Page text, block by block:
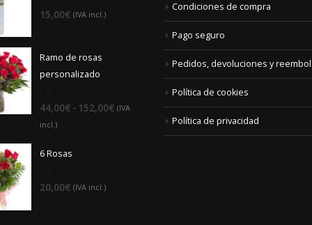
0
out
15,00€ (IVA incl.)
Ramo de rosas
personalizado
0
out
of
5
44,00€ - 152,00€ Rango
(IVA
incl.)
6 Rosas
0
out
20,00€ (IVA incl.)
Condiciones de compra
Pago seguro
Pedidos, devoluciones y
Política de cookies
Política de privacidad